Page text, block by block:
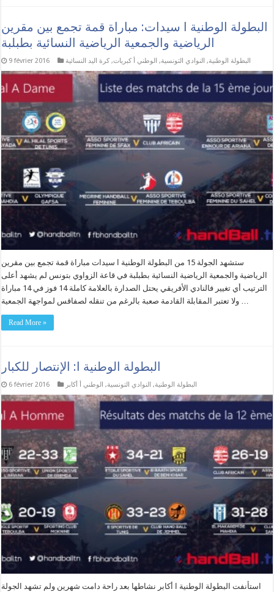
البطولة الوطنية ا سيدات: مباراة قمة تجمع بين مقرين
الرياضية والجمعية الرياضية النسائية بطبلبة
9 février 2016 البطولة الوطنية, النوادي التونسية, الوطني أ كبريات, كرة اليد النسائية
ستشهد الجولة 15 من البطولة الوطنية ا سيدات مباراة قمة تجمع بين مقرين
الرياضية والجمعية الرياضية النسائية بطبلبة في قاعة الزواوي بتونس لم يشهد أعلى
الترتيب أي تغيير فالنادي الأفريقي يحتل الصدارة بالعلامة كاملة 14 فوز في 14 مباراة
ولا تعتبر المقابلة القادمة صعبة بالرغم من تنقله لصفاقس لمواجهة الجمعية …
Read More »
البطولة الوطنية ا: الإنتصار للكبار
6 février 2016 البطولة الوطنية, النوادي التونسية, الوطني أ أكابر
استأنفت البطولة الوطنية ا أكابر نشاطها بعد راحة دامت شهرين ولم تشهد الجولة